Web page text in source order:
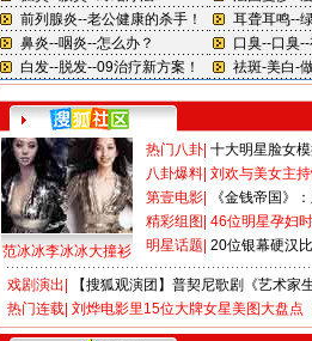
范冰冰李冰冰大撞衫
热门八卦 十大明星脸女模
八卦爆料 刘欢与美女主
第壹电影
《金钱帝国》
精彩组图 46位明星孕妇
明星话题 20位银幕硬汉
戏剧演出
【搜狐观演团】普契尼歌剧《艺术家
热门连载 刘烨电影里15位大牌女星美图大盘点